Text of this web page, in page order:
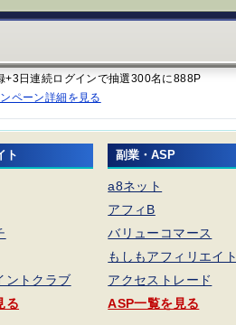
+3日連続ログインで抽選300名に888P
ペーン詳細を見る
ト
ントクラブ
る
副業・ASP
a8ネット
アフィB
バリューコマース
もしもアフィリエイト
アクセストレード
ASP一覧を見る